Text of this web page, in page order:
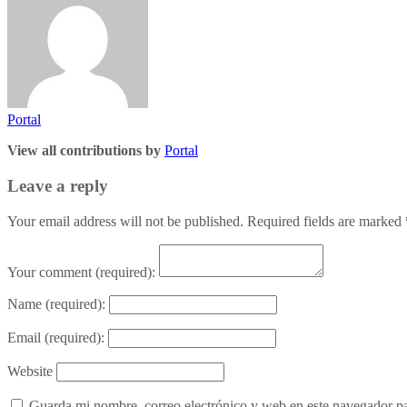
Portal
View all contributions by Portal
Leave a reply
Your email address will not be published. Required fields are marked
Your comment (required):
Name (required):
Email (required):
Website